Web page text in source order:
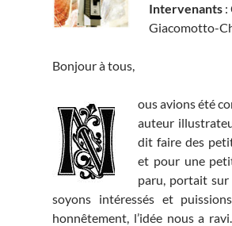
Intervenants :
Giacomotto-
Bonjour à tous,
ous avions été
auteur
dit faire des
et pour une
paru, portait
soyons intéressés et
honnêtement, l’idée nous a